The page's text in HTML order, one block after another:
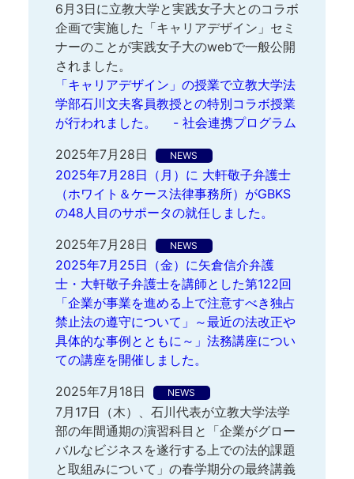
6月3日に立教大学と実践女子大とのコラボ
企画で実施した「キャリアデザイン」セミ
ナーのことが実践女子大のwebで一般公開
されました。
「キャリアデザイン」の授業で立教大学法
学部石川文夫客員教授との特別コラボ授業
が行われました。 - 社会連携プログラム
2025年7月28日
NEWS
2025年7月28日（月）に 大軒敬子弁護士
（ホワイト＆ケース法律事務所）がGBKS
の48人目のサポータの就任しました。
2025年7月28日
NEWS
2025年7月25日（金）に矢倉信介弁護
士・大軒敬子弁護士を講師とした第122回
「企業が事業を進める上で注意すべき独占
禁止法の遵守について」～最近の法改正や
具体的な事例とともに～」法務講座につい
ての講座を開催しました。
2025年7月18日
NEWS
7月17日（木）、石川代表が立教大学法学
部の年間通期の演習科目と「企業がグロー
バルなビジネスを遂行する上での法的課題
と取組みについて」の春学期分の最終講義